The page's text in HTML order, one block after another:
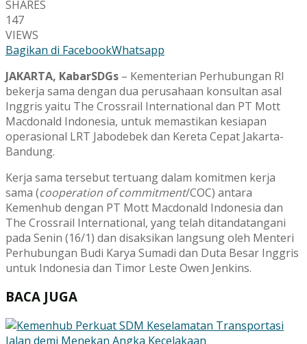
SHARES
147
VIEWS
Bagikan di FacebookWhatsapp
JAKARTA, KabarSDGs – Kementerian Perhubungan RI
bekerja sama dengan dua perusahaan konsultan asal
Inggris yaitu The Crossrail International dan PT Mott
Macdonald Indonesia, untuk memastikan kesiapan
operasional LRT Jabodebek dan Kereta Cepat Jakarta-
Bandung.
Kerja sama tersebut tertuang dalam komitmen kerja
sama (cooperation of commitment/COC) antara
Kemenhub dengan PT Mott Macdonald Indonesia dan
The Crossrail International, yang telah ditandatangani
pada Senin (16/1) dan disaksikan langsung oleh Menteri
Perhubungan Budi Karya Sumadi dan Duta Besar Inggris
untuk Indonesia dan Timor Leste Owen Jenkins.
BACA JUGA